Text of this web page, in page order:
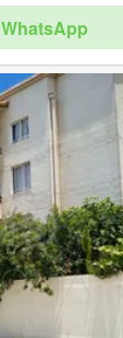
WhatsApp